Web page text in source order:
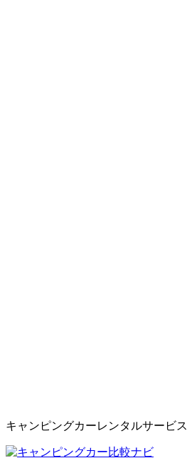
キャンピングカーレンタルサービス